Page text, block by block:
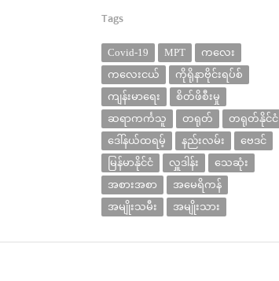
Tags
Covid-19 MPT
ကလေး
ကလေးငယ်
ကိုရိုနာဗိုင်းရပ်စ်
ကျန်းမာရေး
စိတ်ဖိစီးမှု
ဆရာကင်္ကသူ
တရုတ်
တရုတ်နိုင်ငံ
ဒေါ်နယ်ထရမ့်
နည်းလမ်း
ဗေဒင်
မြန်မာနိုင်ငံ
လှူဒါန်း
သေဆုံး
အစားအစာ
အမေရိကန်
အမျိုးသမီး
အမျိုးသား